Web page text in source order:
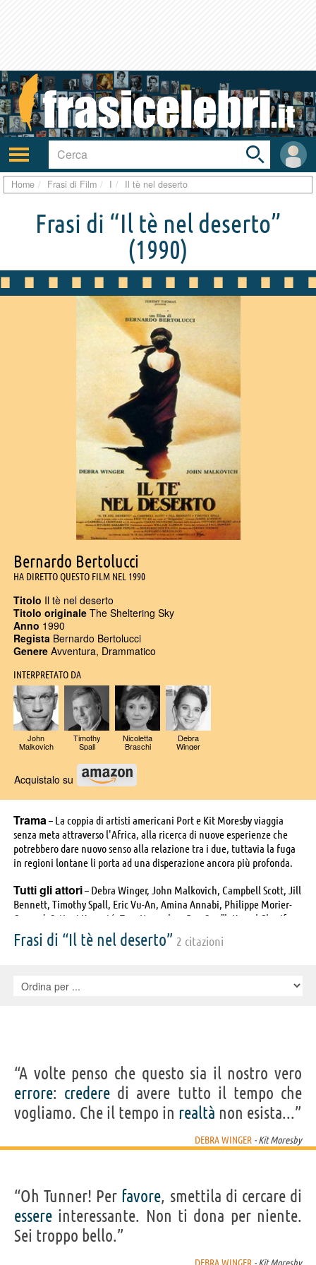
Attiva/disattiva
navigazione
User
area
Toggle
search
bar
Home Frasi di Film I Il tè nel deserto
Frasi di “Il tè nel deserto”
(1990)
Bernardo Bertolucci
HA DIRETTO QUESTO FILM NEL 1990
Titolo Il tè nel deserto
Titolo originale The Sheltering Sky
Anno 1990
Regista Bernardo Bertolucci
Genere Avventura, Drammatico
INTERPRETATO DA
John
Malkovich
Timothy
Spall
Nicoletta
Braschi
Debra
Winger
Acquistalo su
Trama– La coppia di artisti americani Port e Kit Moresby viaggia
senza meta attraverso l'Africa, alla ricerca di nuove esperienze che
potrebbero dare nuovo senso alla relazione tra i due, tuttavia la fuga
in regioni lontane li porta ad una disperazione ancora più profonda.
Tutti gli attori– Debra Winger, John Malkovich, Campbell Scott, Jill
Bennett, Timothy Spall, Eric Vu-An, Amina Annabi, Philippe Morier-
Genoud, Sotigui Kouyaté, Tom Novembre, Ben Smaïl, Kamel Cherif,
Mohammed Afifi, Brahim Oubana, Carolyn De Fonseca, Veronica
Lazar, Rabea Tami, Nicoletta Braschi, Samiri Menouer, Keltoum
Alghabid, Sidi Alkhadar, Paul Bowles, , Mouss
Frasi di “Il tè nel deserto” 2 citazioni
“A volte penso che questo sia il nostro vero
errore: credere di avere tutto il tempo che
vogliamo. Che il tempo in realtà non esista...”
DEBRA WINGER - Kit Moresby
“Oh Tunner! Per favore, smettila di cercare di
essere interessante. Non ti dona per niente.
Sei troppo bello.”